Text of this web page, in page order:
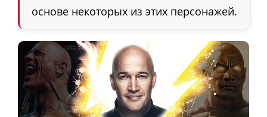
основе некоторых из этих персонажей.